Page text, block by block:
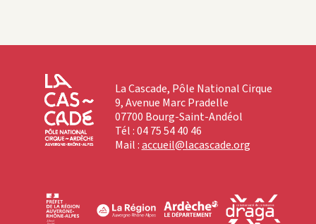
La Cascade, Pôle National Cirque
9, Avenue Marc Pradelle
07700 Bourg-Saint-Andéol
Tél : 04 75 54 40 46
Mail :accueil@lacascade.org